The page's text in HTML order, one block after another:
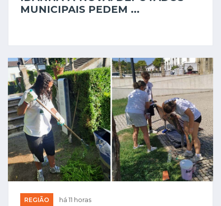
MUNICIPAIS PEDEM ...
REGIÃO há 11 horas